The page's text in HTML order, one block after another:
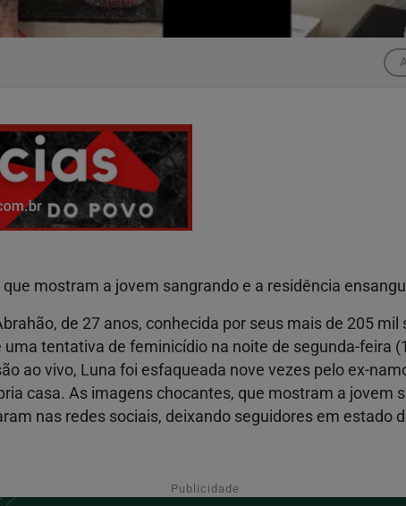
mostram a jovem sangrando e a residência
de 27 anos, conhecida por seus mais de 205 mil
uma tentativa de feminicídio na noite de segunda-feira
ao vivo, Luna foi esfaqueada nove vezes pelo ex-
casa. As imagens chocantes, que mostram a jovem
nas redes sociais, deixando seguidores em estado
Publicidade